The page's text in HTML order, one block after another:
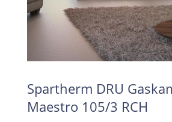
Spartherm DRU
Maestro 105/3 RCH